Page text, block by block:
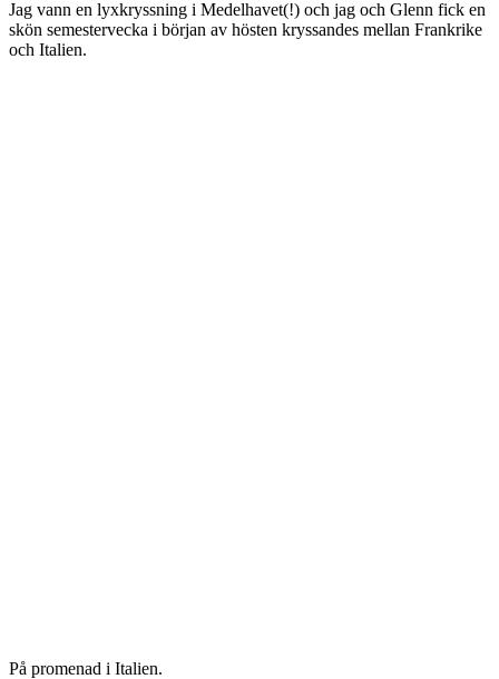
Jag vann en lyxkryssning i Medelhavet(!) och jag och Glenn fick en
skön semestervecka i början av hösten kryssandes mellan Frankrike
och Italien.
På promenad i Italien.